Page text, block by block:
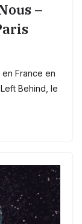
–
France en
Behind, le